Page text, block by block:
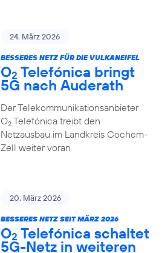
24. März 2026
BESSERES NETZ FÜR DIE VULKANEIFEL
O2 Telefónica bringt
5G nach Auderath
Der Telekommunikationsanbieter
O2Telefónica treibt den
Netzausbau im Landkreis Cochem-
Zell weiter voran
20. März 2026
BESSERES NETZ SEIT MÄRZ 2026
O2 Telefónica schaltet
5G-Netz in weiteren